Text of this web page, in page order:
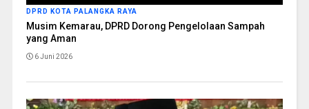
DPRD KOTA PALANGKA RAYA
Musim Kemarau, DPRD Dorong Pengelolaan Sampah
yang Aman
6 Juni 2026